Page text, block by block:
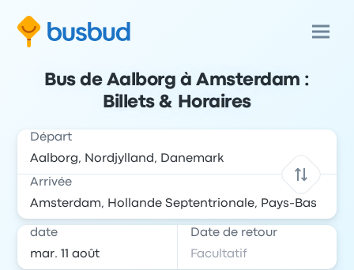
Bus de Aalborg à Amsterdam :
Billets & Horaires
Départ
Arrivée
date Date de retour